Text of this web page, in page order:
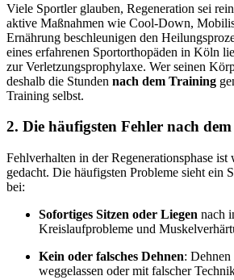
Viele Sportler glauben, Regeneration sei
aktive Maßnahmen wie Cool-Down,
Ernährung beschleunigen den
eines erfahrenen Sportorthopäden in Köln
zur Verletzungsprophylaxe. Wer seinen
deshalb die Stunden nach dem Training
Training selbst.
2. Die häufigsten Fehler nach
Fehlverhalten in der Regenerationsphase ist
gedacht. Die häufigsten Probleme sieht ein
bei:
Sofortiges Sitzen oder Liegen nach
Kreislaufprobleme und
Kein oder falsches Dehnen:
weggelassen oder mit falscher